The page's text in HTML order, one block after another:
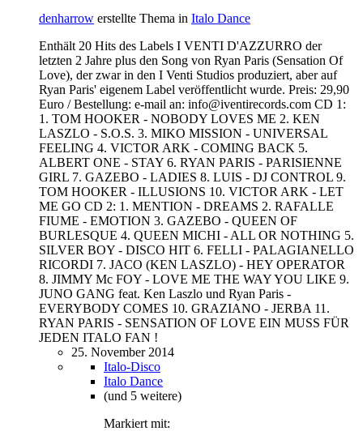
denharrow erstellte Thema in Italo Dance
Enthält 20 Hits des Labels I VENTI D'AZZURRO der
letzten 2 Jahre plus den Song von Ryan Paris (Sensation Of
Love), der zwar in den I Venti Studios produziert, aber auf
Ryan Paris' eigenem Label veröffentlicht wurde. Preis: 29,90
Euro / Bestellung: e-mail an: info@iventirecords.com CD 1:
1. TOM HOOKER - NOBODY LOVES ME 2. KEN
LASZLO - S.O.S. 3. MIKO MISSION - UNIVERSAL
FEELING 4. VICTOR ARK - COMING BACK 5.
ALBERT ONE - STAY 6. RYAN PARIS - PARISIENNE
GIRL 7. GAZEBO - LADIES 8. LUIS - DJ CONTROL 9.
TOM HOOKER - ILLUSIONS 10. VICTOR ARK - LET
ME GO CD 2: 1. MENTION - DREAMS 2. RAFALLE
FIUME - EMOTION 3. GAZEBO - QUEEN OF
BURLESQUE 4. QUEEN MICHI - ALL OR NOTHING 5.
SILVER BOY - DISCO HIT 6. FELLI - PALAGIANELLO
RICORDI 7. JACO (KEN LASZLO) - HEY OPERATOR
8. JIMMY Mc FOY - LOVE ME THE WAY YOU LIKE 9.
JUNO GANG feat. Ken Laszlo und Ryan Paris -
EVERYBODY COMES 10. GRAZIANO - JERBA 11.
RYAN PARIS - SENSATION OF LOVE EIN MUSS FÜR
JEDEN ITALO FAN !
25. November 2014
Italo-Disco
Italo Dance
(und 5 weitere)
Markiert mit: